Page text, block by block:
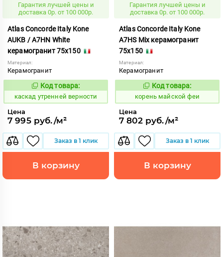
Гарантия лучшей цены и
доставка 0р. от 100 000р.
Atlas Concorde Italy Kone
AUKB / A7HN White
керамогранит 75x150
Материал:
Керамогранит
638631
Код товара:
каскад утренней верности
Цена
7 995 руб./м²
Заказ в 1 клик
В корзину
Гарантия лучшей цены и
доставка 0р. от 100 000р.
Atlas Concorde Italy Kone
A7HS Mix керамогранит
75x150
Материал:
Керамогранит
787738
Код товара:
корень майской феи
Цена
7 802 руб./м²
Заказ в 1 клик
В корзину